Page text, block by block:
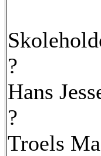
?
Hans
?
Troels